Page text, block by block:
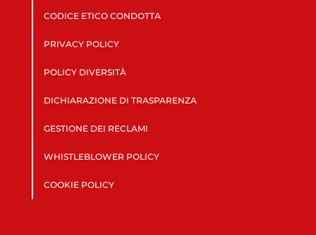
CODICE ETICO CONDOTTA
PRIVACY POLICY
POLICY DIVERSITÀ
DICHIARAZIONE DI TRASPARENZA
GESTIONE DEI RECLAMI
WHISTLEBLOWER POLICY
COOKIE POLICY